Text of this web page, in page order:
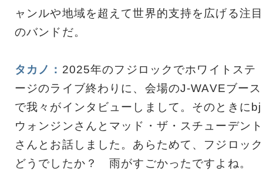
ャンルや地域を超えて世界的支持を広げる注目
のバンドだ。
タカノ： 2025年のフジロックでホワイトステ
ージのライブ終わりに、会場のJ-WAVEブース
で我々がインタビューしまして。そのときにbj
ウォンジンさんとマッド・ザ・スチューデント
さんとお話しました。あらためて、フジロック
どうでしたか？ 雨がすごかったですよね。